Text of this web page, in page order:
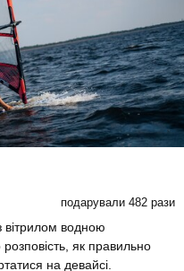
подарували 482 рази
вітрилом водною
як правильно
на девайсі.